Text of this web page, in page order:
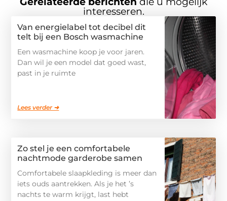
interesseren.
Van energielabel tot decibel dit
telt bij een Bosch wasmachine
Een wasmachine koop je voor jaren.
Dan wil je een model dat goed wast,
past in je ruimte
Lees verder ➜
Zo stel je een comfortabele
nachtmode garderobe samen
Comfortabele slaapkleding is meer dan
iets ouds aantrekken. Als je het ’s
nachts te warm krijgt, last hebt